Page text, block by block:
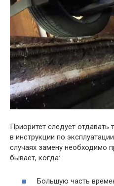
Приоритет следует
в инструкции по
случаях замену необходимо
бывает, когда:
Большую часть